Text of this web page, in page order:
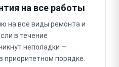
на все работы
на все виды ремонта и
в течение
неполадки —
приоритетном порядке.